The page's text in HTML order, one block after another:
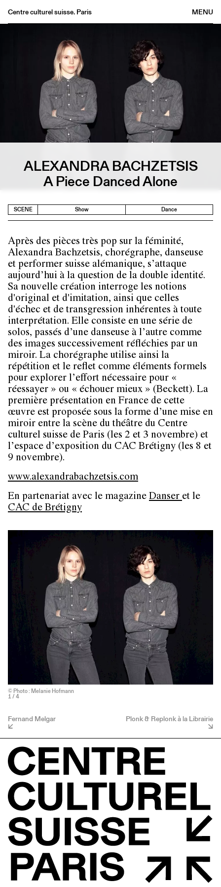
MENU
Centre culturel suisse. Paris
Publications
FR/EN
ALEXANDRA BACHZETSIS
A Piece Danced Alone
SCENE Show Dance
Après des pièces très pop sur la féminité,
Alexandra Bachzetsis, chorégraphe, danseuse
et performer suisse alémanique, s’attaque
aujourd’hui à la question de la double identité.
Sa nouvelle création interroge les notions
d'original et d'imitation, ainsi que celles
d'échec et de transgression inhérentes à toute
interprétation. Elle consiste en une série de
solos, passés d’une danseuse à l’autre comme
des images successivement réfléchies par un
miroir. La chorégraphe utilise ainsi la
répétition et le reflet comme éléments formels
pour explorer l’effort nécessaire pour «
réessayer » ou « échouer mieux » (Beckett). La
première présentation en France de cette
œuvre est proposée sous la forme d’une mise en
miroir entre la scène du théâtre du Centre
culturel suisse de Paris (les 2 et 3 novembre) et
l’espace d’exposition du CAC Brétigny (les 8 et
9 novembre).
www.alexandrabachzetsis.com
En partenariat avec le magazine Danser et le
CAC de Brétigny
© Photo : Melanie Hofmann
1 / 4
Fernand Melgar Plonk & Replonk à la Librairie